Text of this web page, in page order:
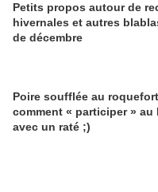
Petits propos autour de
hivernales et autres
de décembre
Poire soufflée au
comment « participer » au
avec un raté ;)